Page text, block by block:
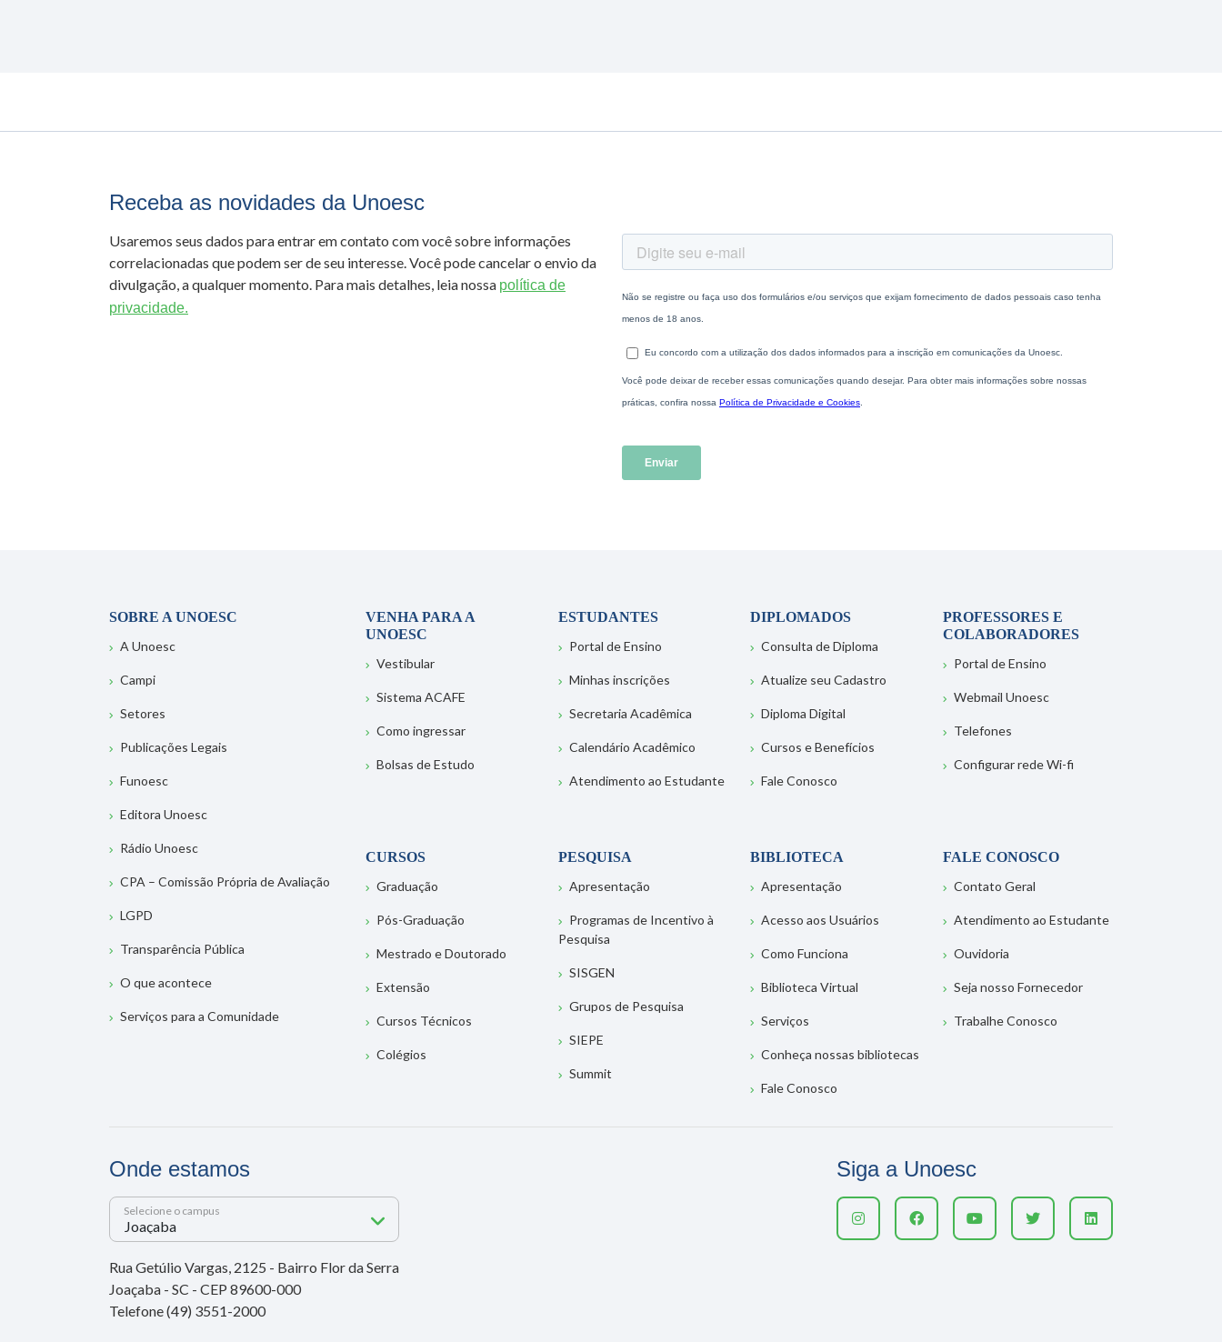
Receba as novidades da Unoesc
Usaremos seus dados para entrar em contato com você sobre informações
correlacionadas que podem ser de seu interesse. Você pode cancelar o envio da
divulgação, a qualquer momento. Para mais detalhes, leia nossa política de
privacidade.
SOBRE A UNOESC
A Unoesc
Campi
Setores
Publicações Legais
Funoesc
Editora Unoesc
Rádio Unoesc
CPA – Comissão Própria de Avaliação
LGPD
Transparência Pública
O que acontece
Serviços para a Comunidade
VENHA PARA A
UNOESC
Vestibular
Sistema ACAFE
Como ingressar
Bolsas de Estudo
ESTUDANTES
Portal de Ensino
Minhas inscrições
Secretaria Acadêmica
Calendário Acadêmico
Atendimento ao Estudante
DIPLOMADOS
Consulta de Diploma
Atualize seu Cadastro
Diploma Digital
Cursos e Benefícios
Fale Conosco
PROFESSORES E
COLABORADORES
Portal de Ensino
Webmail Unoesc
Telefones
Configurar rede Wi-fi
CURSOS
Graduação
Pós-Graduação
Mestrado e Doutorado
Extensão
Cursos Técnicos
Colégios
PESQUISA
Apresentação
Programas de Incentivo à
Pesquisa
SISGEN
Grupos de Pesquisa
SIEPE
Summit
BIBLIOTECA
Apresentação
Acesso aos Usuários
Como Funciona
Biblioteca Virtual
Serviços
Conheça nossas bibliotecas
Fale Conosco
FALE CONOSCO
Contato Geral
Atendimento ao Estudante
Ouvidoria
Seja nosso Fornecedor
Trabalhe Conosco
Onde estamos
Selecione o campus
Rua Getúlio Vargas, 2125 - Bairro Flor da Serra
Joaçaba - SC - CEP 89600-000
Telefone (49) 3551-2000
Siga a Unoesc